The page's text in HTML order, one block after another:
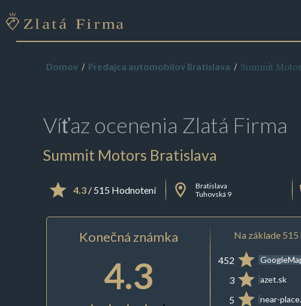
Domov Predajca automobilov Bratislava Summit
Víťaz ocenenia Zlatá Firma
Summit Motors Bratislava
4.3/ 515 Hodnotení
Bratislava
Tuhovská 9
Konečná známka
4.3
Na základe
452
3 azet.sk
5 near-